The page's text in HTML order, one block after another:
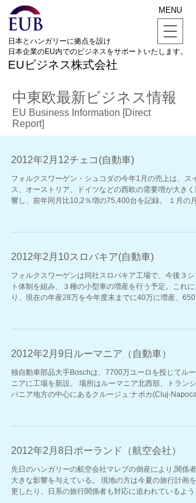
日本とハンガリーに拠点を設け
日本企業のEU内でのビジネスをサポートいたします。
EUビジネス株式会社
MENU
中東欧最新ビジネス情報
EU Business Information [Direct
Report]
2012年2月12チェコ(自動車)
フォルクスワーゲン・シュコダの今年1月の売上は、スイ
ス、オーストリア、ドイツなどの西欧の需要増が大きく
響し、前年同月比10,2％増の75,400台を記録。 １月の月間
2012年2月10スロバキア(自動車)
フォルクスワーゲンは同社スロバキア工場で、今後３シ
ト体制を組み、３種の小型車の増産を行う予定。これに
り、現在の年産28万を今年度末までに40万に増産、650
2012年2月9日ルーマニア（自動車）
独自動車部品大手Boschは、7700万ユーロを投じてルー
ニアに工場を新設。 場所はルーマニア北西部、トランシル
バニア地方の中心にあるクルージュ:ナポカ(Cluj-Napoca)
2012年2月8日ポーランド（航空会社）
先日のハンガリーの航空会社マレブの倒産により,関係者
大きな影響を与えている。 現地の方は今夏の旅行計画を変
更したり、日系の旅行関係者も対応に追われているよう